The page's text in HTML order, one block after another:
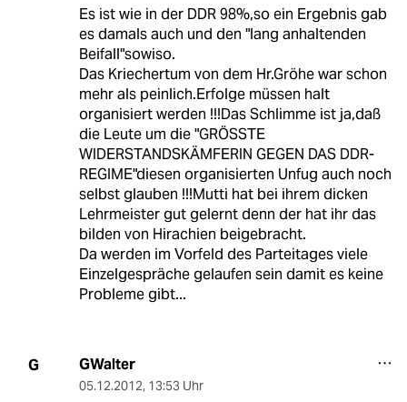
Es ist wie in der DDR 98%,so ein Ergebnis gab
es damals auch und den "lang anhaltenden
Beifall"sowiso.
Das Kriechertum von dem Hr.Gröhe war schon
mehr als peinlich.Erfolge müssen halt
organisiert werden !!!Das Schlimme ist ja,daß
die Leute um die "GRÖSSTE
WIDERSTANDSKÄMFERIN GEGEN DAS DDR-
REGIME"diesen organisierten Unfug auch noch
selbst glauben !!!Mutti hat bei ihrem dicken
Lehrmeister gut gelernt denn der hat ihr das
bilden von Hirachien beigebracht.
Da werden im Vorfeld des Parteitages viele
Einzelgespräche gelaufen sein damit es keine
Probleme gibt...
G GWalter
05.12.2012, 13:53 Uhr